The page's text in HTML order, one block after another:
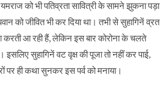
को भी पतिव्रता सावित्री के सामने झुकना पड़ा
को जीवित भी कर दिया था। तभी से सुहागिनें व्रत
आ रही हैं, लेकिन इस बार कोरोना के चलते
सुहागिनें वट वृक्ष की पूजा तो नहीं कर पाई,
पर ही कथा सुनकर इस पर्व को मनाया।